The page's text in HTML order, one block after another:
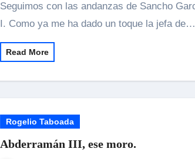
Seguimos con las andanzas de Sancho Garcés
I. Como ya me ha dado un toque la jefa de…
Read More
Rogelio Taboada
Abderramán III, ese moro.